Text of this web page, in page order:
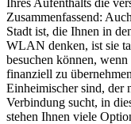
Ihres Aufenthalts die
Zusammenfassend:
Stadt ist, die Ihnen in
WLAN denken, ist sie
besuchen können,
finanziell zu
Einheimischer sind, der
Verbindung sucht, in
stehen Ihnen viele